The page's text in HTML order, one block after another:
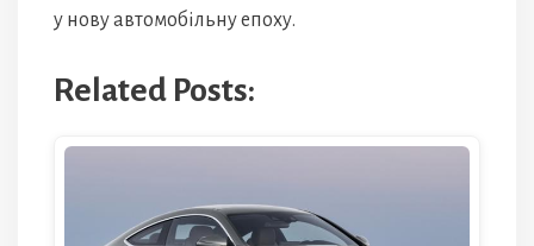
у нову автомобільну епоху.
Related Posts: